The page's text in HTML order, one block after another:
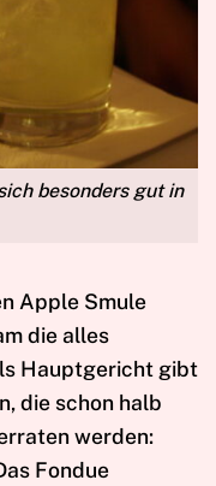
besonders gut in
Apple Smule
die alles
Hauptgericht gibt
die schon halb
werden:
Fondue